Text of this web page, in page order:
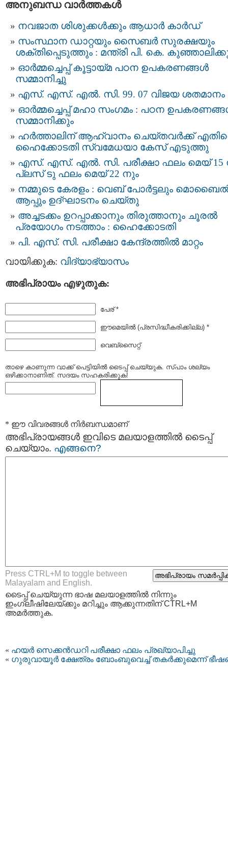
അനുബന്ധ വാര്‍ത്തകള്‍
നവജാത ശിശുക്കള്‍ക്കും ആധാര്‍ കാര്‍ഡ്
സംസ്ഥാന ഡാറ്റയും സൈബർ സുരക്ഷയും
ശക്തിപ്പെടുത്തും : മന്ത്രി പി. കെ.
ഓർമ്മച്ചെപ്പ് കൂട്ടായ്മ പഠന ഉപകരണങ്ങൾ
സമ്മാനിച്ചു
എസ്. എസ്. എൽ. സി. 99. 07 വിജയ ശതമാനം
ഓർമ്മച്ചെപ്പ് മഹാ സംഗമം : പഠന
സമ്മാനിക്കും
ഹര്‍ത്താലിന് ആഹ്വാനം ചെയ്തവര്‍ക്ക്
ഹൈക്കോടതി സ്വമേധയാ കേസ് എടുത്തു
എസ്. എസ്. എല്‍. സി. പരീക്ഷാ ഫലം മെയ് 15
പ്ലസ് ടു ഫലം മെയ് 22 നും
നമ്മുടെ കേരളം : വെബ് പോർട്ടലും
ആപ്പും ഉദ്ഘാടനം ചെയ്തു
അച്ചടക്കം ഉറപ്പാക്കാനും തിരുത്താനും ചൂരല്‍
പ്രയോഗം നടത്താം : ഹൈക്കോടതി
പി. എസ്‍. സി. പരീക്ഷാ കേന്ദ്രത്തില്‍ മാറ്റം
വായിക്കുക: വിദ്യാഭ്യാസം
അഭിപ്രായം എഴുതുക:
പേര് *
ഈമെയില്‍ (പ്രസിദ്ധീകരിക്കില്ല) *
വെബ്സൈറ്റ്
താഴെ കാണുന്ന വാക്ക് പെട്ടിയില്‍ ടൈപ്പ്‌ ചെയ്യുക. സ്പാം ശല്യം
ഒഴിക്കാനാണിത്. സദയം സഹകരിക്കുക!
* ഈ വിവരങ്ങള്‍ നിര്‍ബന്ധമാണ്
അഭിപ്രായങ്ങള്‍ ഇവിടെ മലയാളത്തില്‍ ടൈപ്പ്
ചെയ്യാം. എങ്ങനെ?
Press CTRL+M to toggle between
Malayalam and English.
ടൈപ്പ്‌ ചെയ്യുന്ന ഭാഷ മലയാളത്തില്‍ നിന്നും
ഇംഗ്ലീഷിലേയ്ക്കും മറിച്ചും ആക്കുന്നതിന് CTRL+M
അമര്‍ത്തുക.
« ഹയര്‍ സെക്കന്‍ഡറി പരീക്ഷാ ഫലം പ്രഖ്യാപിച്ചു
« ഗുരുവായൂര്‍ ക്ഷേത്രം ബോംബുവെച്ച് തകര്‍ക്കുമെന്ന്